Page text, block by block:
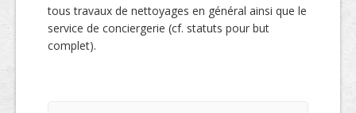
tous travaux de nettoyages en général ainsi que le
service de conciergerie (cf. statuts pour but
complet).